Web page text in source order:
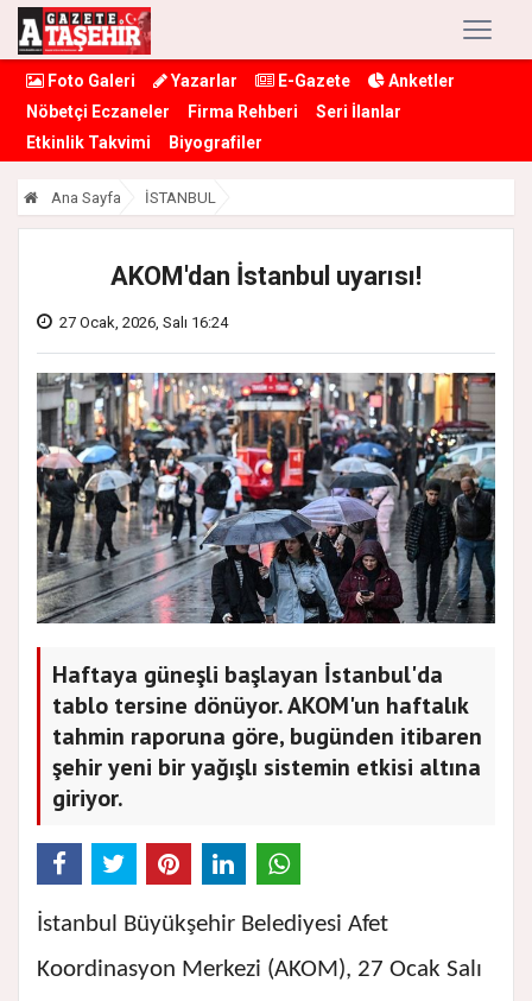
Foto Galeri Yazarlar E-Gazete
Anketler
Nöbetçi Eczaneler
Firma Rehberi
Seri İlanlar
Etkinlik Takvimi
Biyografiler
Ana Sayfa İSTANBUL
AKOM'dan İstanbul uyarısı!
27 Ocak, 2026, Salı 16:24
Haftaya güneşli başlayan İstanbul'da
tablo tersine dönüyor. AKOM'un haftalık
tahmin raporuna göre, bugünden itibaren
şehir yeni bir yağışlı sistemin etkisi altına
giriyor.
İstanbul Büyükşehir Belediyesi Afet
Koordinasyon Merkezi (AKOM), 27 Ocak Salı